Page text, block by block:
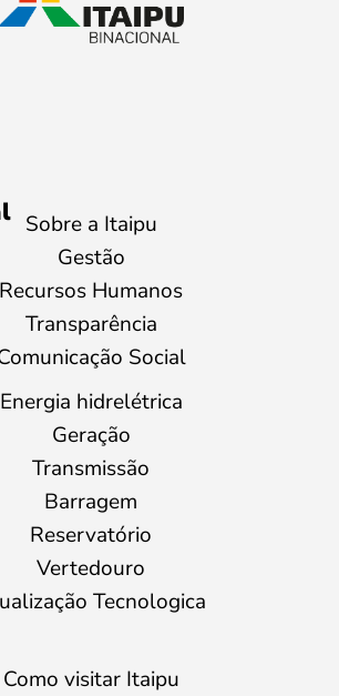
Sobre a Itaipu
Gestão
Recursos Humanos
Transparência
Social
Energia hidrelétrica
Geração
Transmissão
Barragem
Reservatório
Vertedouro
Tecnologica
Como visitar Itaipu